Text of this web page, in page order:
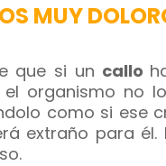
MUY
que si un callo
el organismo no
como si ese
extraño para